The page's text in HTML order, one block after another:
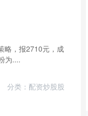
略，报2710元，成
为....
分类： 配资炒股股